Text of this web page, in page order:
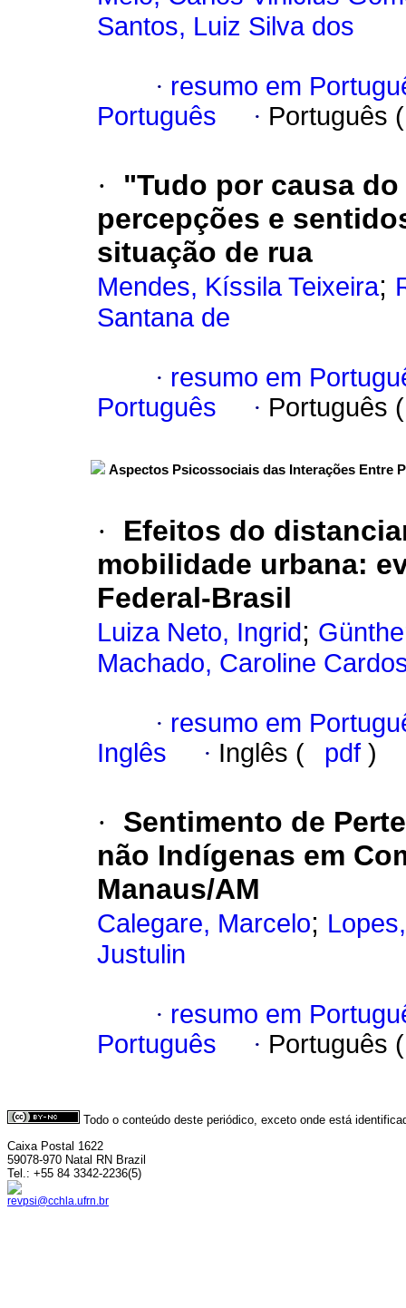
Santos, Luiz Silva dos
· resumo em
Português
· Português
·
"Tudo por causa
percepções e
situação de rua
Mendes, Kíssila Teixeira;
Santana de
· resumo em
Português
· Português
Aspectos Psicossociais das Interações Entre
·
Efeitos do
mobilidade urbana:
Federal-Brasil
Luiza Neto, Ingrid ;
Machado, Caroline
· resumo em
Inglês
· Inglês ( pdf )
·
Sentimento de
não Indígenas em
Manaus/AM
Calegare, Marcelo;
Justulin
· resumo em
Português
· Português
Todo o conteúdo deste periódico, exceto onde está
Caixa Postal 1622
59078-970 Natal RN Brazil
Tel.: +55 84 3342-2236(5)
revpsi@cchla.ufrn.br